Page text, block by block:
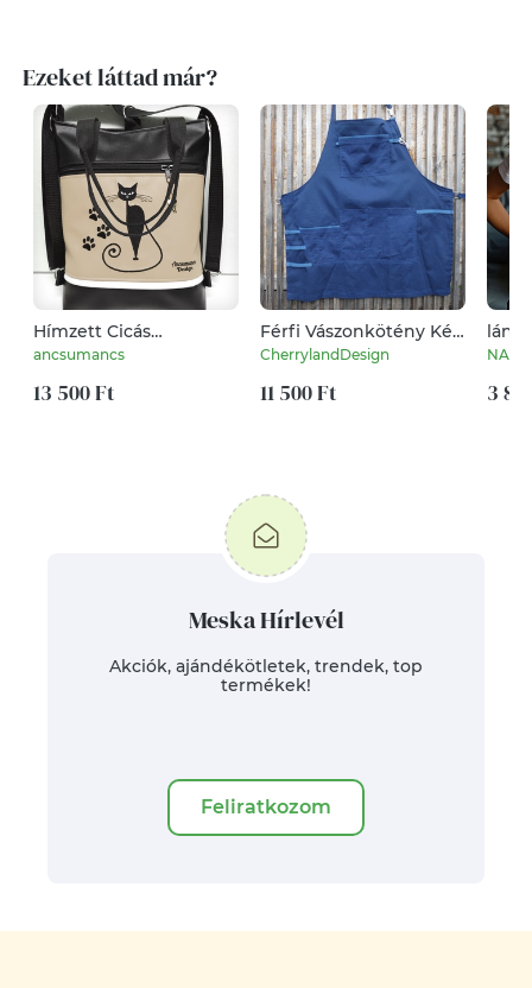
Ezeket láttad már?
Hímzett Cicás
tappancsos 4in1
Táska Fekete-drapp
ancsumancs
13 500 Ft
Férfi Vászonkötény Kék
Díszitéssel
CherrylandDesign
11 500 Ft 3
Meska Hírlevél
Akciók, ajándékötletek, trendek, top
termékek!
Feliratkozom